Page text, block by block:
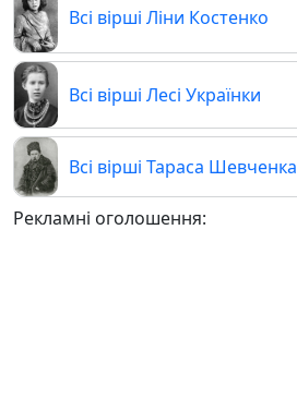
Всі вірші Ліни Костенко
Всі вірші Лесі Українки
Всі вірші Тараса Шевченка
Рекламні оголошення: